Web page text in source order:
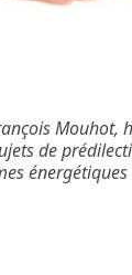
Mouhot,
de